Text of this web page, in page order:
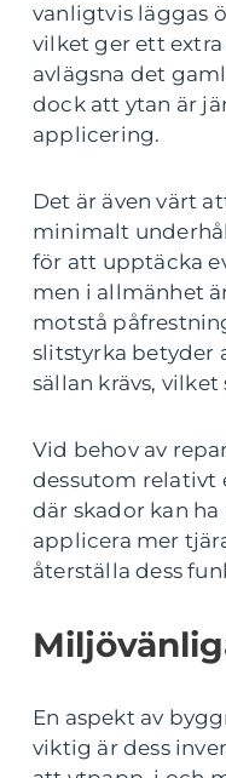
vanligtvis läggas
vilket ger ett
avlägsna det
dock att ytan är
applicering.
Det är även värt
minimalt
för att upptäcka
men i allmänhet
motstå
slitstyrka betyder
sällan krävs,
Vid behov av
dessutom relativt
där skador kan
applicera mer
återställa dess
En aspekt av
viktig är dess